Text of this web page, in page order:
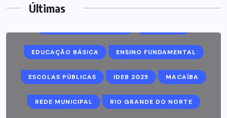
Últimas
EDUCAÇÃO BÁSICA ENSINO FUNDAMENTAL
ESCOLAS PÚBLICAS IDEB 2025 MACAÍBA
REDE MUNICIPAL RIO GRANDE DO NORTE